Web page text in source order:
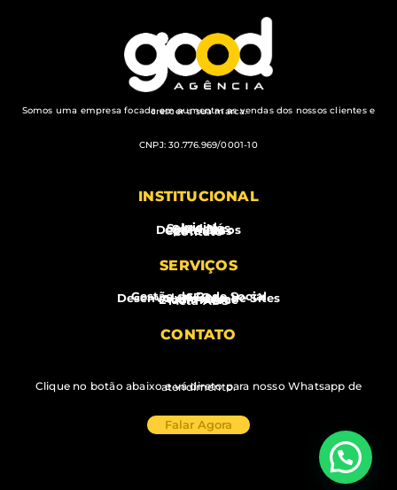
Somos uma empresa focada em aumentar as vendas dos nossos clientes e crescer a sua marca.
CNPJ: 30.776.969/0001-10
INSTITUCIONAL
Inicial
Sobre Nós
Serviços
Depoimentos
Conteúdos
Contato
SERVIÇOS
Gestão de Rede Social
SEO
Desenvolvimento de Sites
Audiovisual
E-commerce
Meta ADS
CONTATO
Clique no botão abaixo e vá direto para nosso Whatsapp de atendimento.
Falar Agora